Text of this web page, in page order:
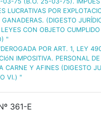
LUCRATIVAS POR
(DIGESTO
CON OBJETO CUMPLIDO
"
POR ART. 1, LEY
IMPOSITIVA. PERSONAL
CARNE Y AFINES (DIGESTO
VI.) "
361-E